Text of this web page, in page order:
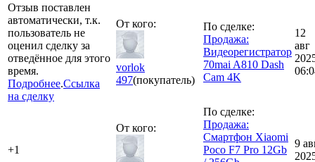
Отзыв поставлен
автоматически, т.к.
пользователь не
оценил сделку за
отведённое для этого
время.
Подробнее.Ссылка
на сделку
От кого:
vorlok
497(покупатель)
По сделке:
Продажа:
Видеорегистратор
70mai A810 Dash
Cam 4K
12
авг
+1
От кого:
По сделке:
Продажа:
Смартфон Xiaomi
Poco F7 Pro 12Gb
9